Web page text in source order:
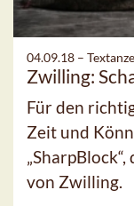
04.09.18 –
Zwilling:
Für den
Zeit und
von Zwilling.